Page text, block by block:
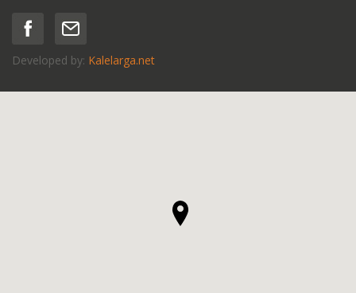
Developed by: Kalelarga.net